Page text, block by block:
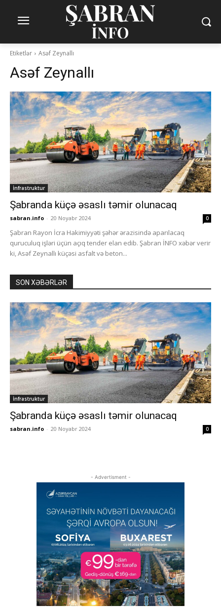
Etiketlər Asəf Zeynallı
Asəf Zeynallı
İnfrastruktur
Şabranda küçə əsaslı təmir olunacaq
sabran.info - 20 Noyabr 2024 0
Şabran Rayon İcra Hakimiyyəti şəhər ərazisində aparılacaq
quruculuq işləri üçün açıq tender elan edib. Şabran İNFO xəbər verir
ki, Asəf Zeynallı küçəsi asfalt və beton...
SON XƏBƏRLƏR
İnfrastruktur
Şabranda küçə əsaslı təmir olunacaq
sabran.info - 20 Noyabr 2024 0
- Advertisment -